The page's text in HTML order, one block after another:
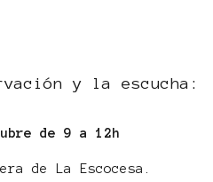
y la escucha:
de 9 a 12h
de La Escocesa.